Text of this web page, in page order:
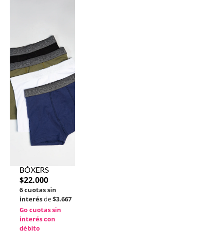
BÓXERS
$22.000
6 cuotas sin
interésde$3.667
Go cuotas sin
interés con
débito